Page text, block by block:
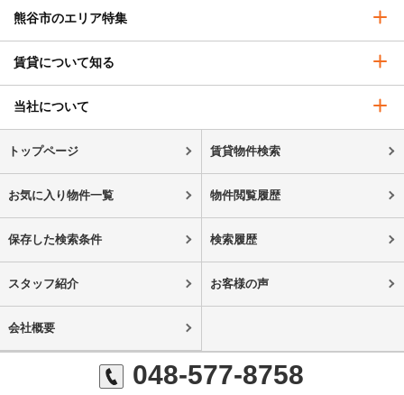
熊谷市のエリア特集
賃貸について知る
当社について
トップページ 賃貸物件検索
お気に入り物件一覧 物件閲覧履歴
保存した検索条件 検索履歴
スタッフ紹介 お客様の声
会社概要
048-577-8758